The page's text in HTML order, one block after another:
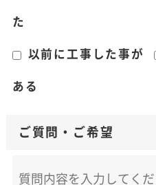
た
以前に工事した事が
ある
ご質問 ・ ご希望